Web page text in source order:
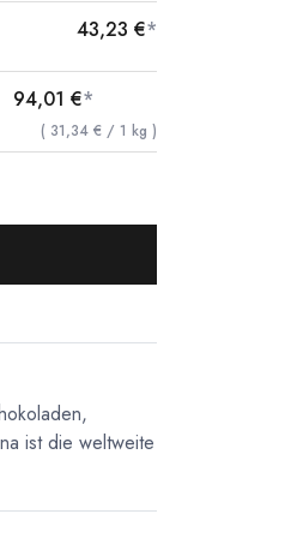
43,23 €*
94,01 €*
( 31,34 € / 1 kg )
ist die weltweite